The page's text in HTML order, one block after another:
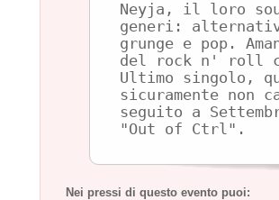
Neyja, il loro
generi:
grunge e pop.
del rock n' roll
Ultimo singolo,
sicuramente non
seguito a
"Out of Ctrl".
Nei pressi di questo evento puoi: